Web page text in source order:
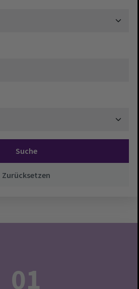
Suche
Zurücksetzen
01